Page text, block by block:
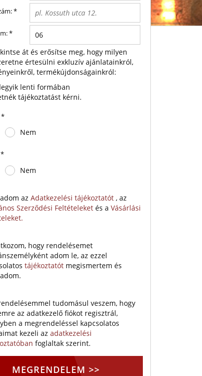
*
*
át és erősítse meg, hogy milyen
értesülni exkluzív ajánlatainkról,
termékújdonságainkról:
lenti formában
tájékoztatást kérni.
*
Nem
*
Nem
az Adatkezelési tájékoztatót , az
Szerződési Feltételeket és a Vásárlási
hogy rendelésemet
adom le, az ezzel
tájékoztatót megismertem és
tudomásul veszem, hogy
az adatkezelő fiókot regisztrál,
a megrendeléssel kapcsolatos
kezeli az adatkezelési
foglaltak szerint.
MEGRENDELEM >>